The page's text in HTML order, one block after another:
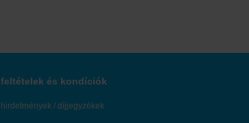
feltételek és kondíciók
hirdetmények / díjjegyzékek